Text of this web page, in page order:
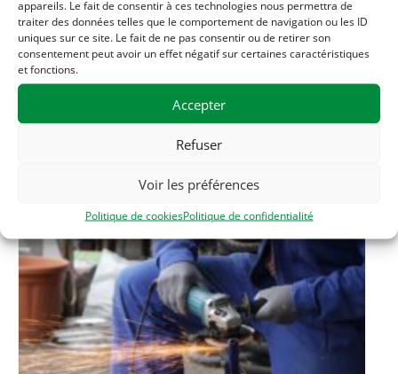
appareils. Le fait de consentir à ces technologies nous permettra de
traiter des données telles que le comportement de navigation ou les ID
uniques sur ce site. Le fait de ne pas consentir ou de retirer son
consentement peut avoir un effet négatif sur certaines caractéristiques
et fonctions.
Accepter
Refuser
Voir les préférences
Politique de cookiesPolitique de confidentialité
06 33 56 20 56
Related Évènements